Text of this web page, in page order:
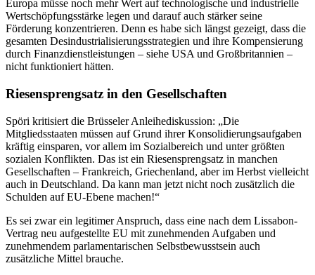
Europa müsse noch mehr Wert auf technologische und industrielle
Wertschöpfungsstärke legen und darauf auch stärker seine
Förderung konzentrieren. Denn es habe sich längst gezeigt, dass die
gesamten Desindustrialisierungsstrategien und ihre Kompensierung
durch Finanzdienstleistungen – siehe USA und Großbritannien –
nicht funktioniert hätten.
Riesensprengsatz in den Gesellschaften
Spöri kritisiert die Brüsseler Anleihediskussion: „Die
Mitgliedsstaaten müssen auf Grund ihrer Konsolidierungsaufgaben
kräftig einsparen, vor allem im Sozialbereich und unter größten
sozialen Konflikten. Das ist ein Riesensprengsatz in manchen
Gesellschaften – Frankreich, Griechenland, aber im Herbst vielleicht
auch in Deutschland. Da kann man jetzt nicht noch zusätzlich die
Schulden auf EU-Ebene machen!“
Es sei zwar ein legitimer Anspruch, dass eine nach dem Lissabon-
Vertrag neu aufgestellte EU mit zunehmenden Aufgaben und
zunehmendem parlamentarischen Selbstbewusstsein auch
zusätzliche Mittel brauche.